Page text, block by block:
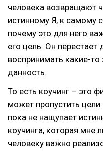
человека возвращают
истинному Я, к самому
почему это для него
его цель. Он перестает
воспринимать какие-
данность.
То есть коучинг – это
может пропустить цели
пока не нащупает
коучинга, которая мне
человеку важно